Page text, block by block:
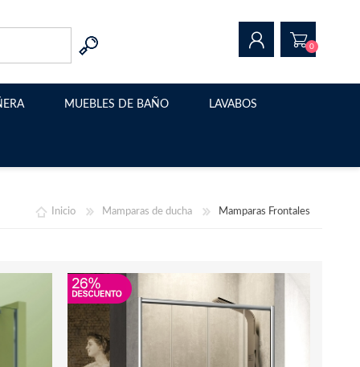
REGISTRAR
0
MUEBLES DE BAÑO
Muebles de baño con patas
LAVABOS
Inicio
Mamparas de ducha Mamparas Frontales